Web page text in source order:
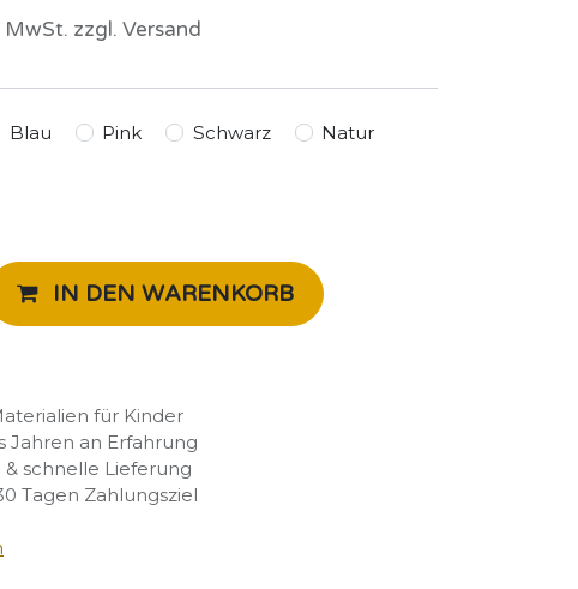
MwSt. zzgl. Versand
Blau Pink Schwarz Natur
IN DEN WARENKORB
für Kinder
Jahren an Erfahrung
schnelle Lieferung
Tagen Zahlungsziel